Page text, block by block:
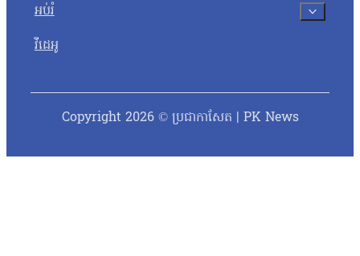
អប់រំ
វីដេអូ
Copyright 2026 © ប្រជាកាសែត | PK News